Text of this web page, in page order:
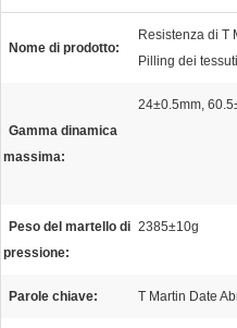
Nome di prodotto:
Resistenza di T
Pilling dei tessuti
Gamma dinamica
massima:
24±0.5mm,
Peso del martello di
pressione:
2385±10g
Parole chiave: T Martin Date